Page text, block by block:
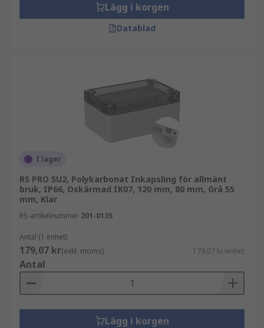
Lägg i korgen
Datablad
I lager
RS PRO 5U2, Polykarbonat Inkapsling för allmänt
bruk, IP66, Oskärmad IK07, 120 mm, 80 mm, Grå 55
mm, Klar
RS-artikelnummer 201-0135
Antal (1 enhet)
179,07 kr(exkl. moms) 179,07 kr/enhet
Antal
Lägg i korgen